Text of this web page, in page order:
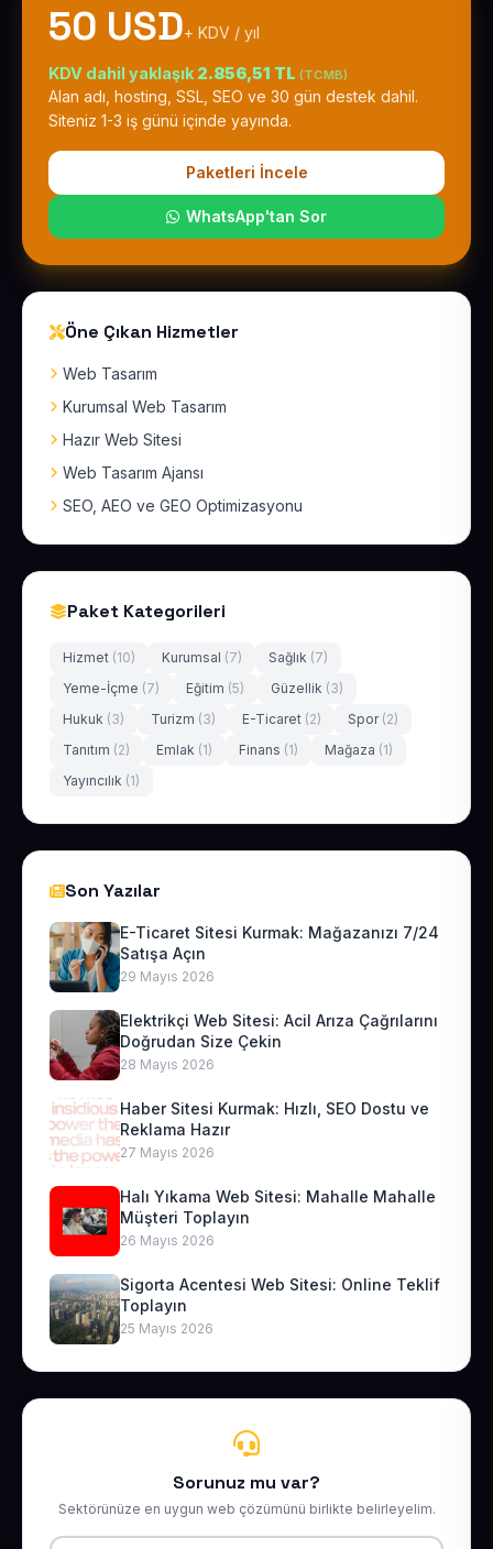
50 USD+ KDV / yıl
KDV dahil yaklaşık 2.856,51 TL (TCMB)
Alan adı, hosting, SSL, SEO ve 30 gün destek dahil.
Siteniz 1-3 iş günü içinde yayında.
Paketleri İncele
WhatsApp'tan Sor
Öne Çıkan Hizmetler
Web Tasarım
Kurumsal Web Tasarım
Hazır Web Sitesi
Web Tasarım Ajansı
SEO, AEO ve GEO Optimizasyonu
Paket Kategorileri
Hizmet (10) Kurumsal (7) Sağlık (7)
Yeme-İçme (7) Eğitim (5) Güzellik (3)
Hukuk (3) Turizm (3) E-Ticaret (2) Spor (2)
Tanıtım (2) Emlak (1) Finans (1) Mağaza (1)
Yayıncılık (1)
Son Yazılar
E-Ticaret Sitesi Kurmak: Mağazanızı 7/24
Satışa Açın
29 Mayıs 2026
Elektrikçi Web Sitesi: Acil Arıza Çağrılarını
Doğrudan Size Çekin
28 Mayıs 2026
Haber Sitesi Kurmak: Hızlı, SEO Dostu ve
Reklama Hazır
27 Mayıs 2026
Halı Yıkama Web Sitesi: Mahalle Mahalle
Müşteri Toplayın
26 Mayıs 2026
Sigorta Acentesi Web Sitesi: Online Teklif
Toplayın
25 Mayıs 2026
Sorunuz mu var?
Sektörünüze en uygun web çözümünü birlikte belirleyelim.